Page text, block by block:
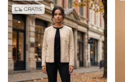
GRATIS